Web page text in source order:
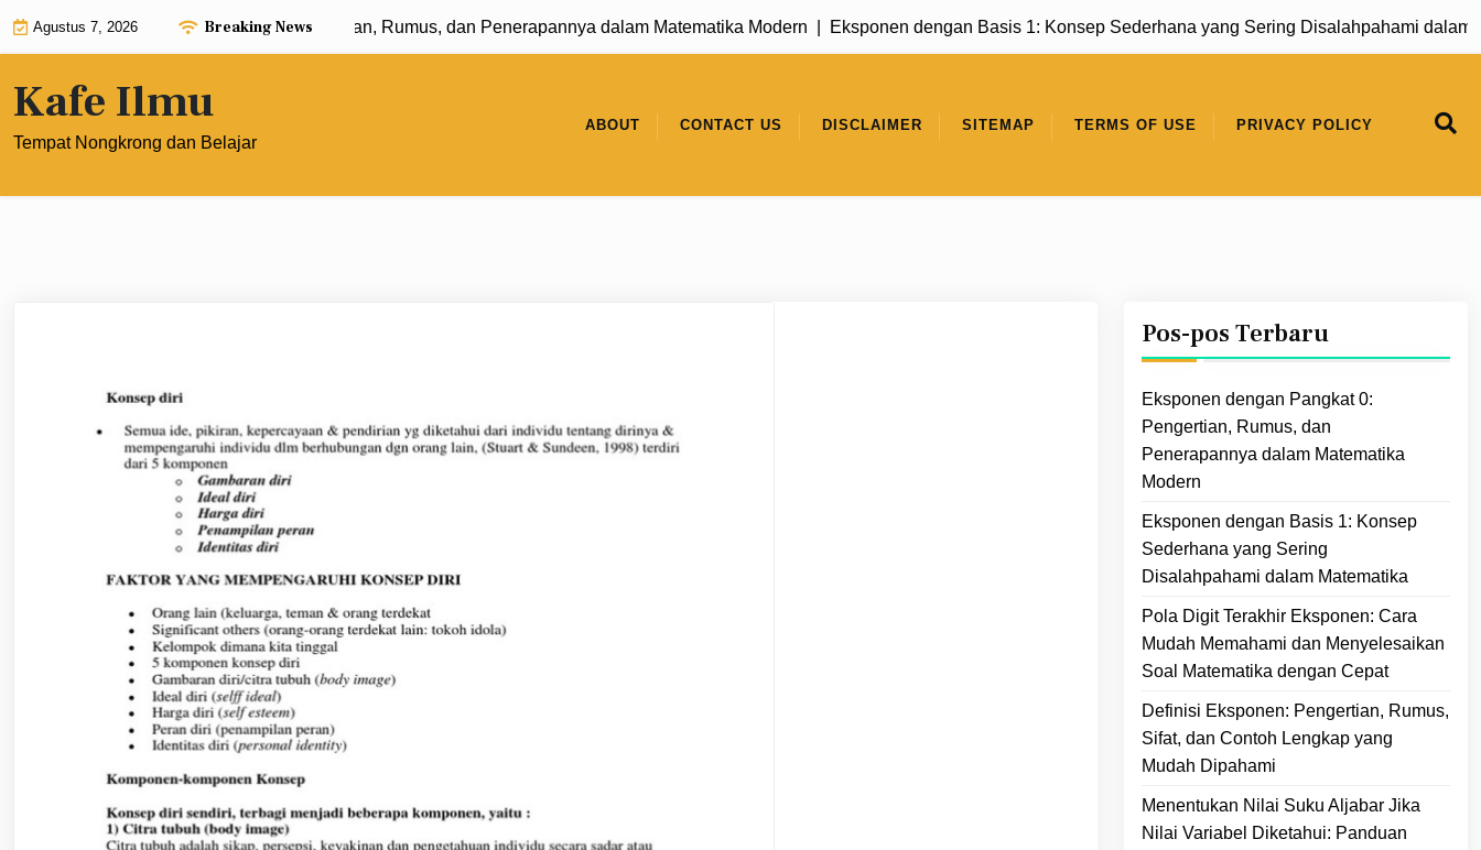
Agustus 7, 2026 Breaking News
Eksponen dengan Pangkat 0: Pengertian, Rumus, dan Penerapannya dalam Matematika Modern |Eksponen dengan Basis 1: Konsep Sederhana yang Sering Disalahpahami dalam
Kafe Ilmu
Tempat Nongkrong dan Belajar
ABOUT CONTACT US DISCLAIMER SITEMAP TERMS OF USE PRIVACY POLICY
Pos-pos Terbaru
Eksponen dengan Pangkat 0:
Pengertian, Rumus, dan
Penerapannya dalam Matematika
Modern
Eksponen dengan Basis 1: Konsep
Sederhana yang Sering
Disalahpahami dalam Matematika
Pola Digit Terakhir Eksponen: Cara
Mudah Memahami dan Menyelesaikan
Soal Matematika dengan Cepat
Definisi Eksponen: Pengertian, Rumus,
Sifat, dan Contoh Lengkap yang
Mudah Dipahami
Menentukan Nilai Suku Aljabar Jika
Nilai Variabel Diketahui: Panduan